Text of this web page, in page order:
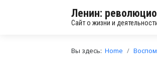
Ленин:
Сайт о жизни и
Вы здесь: Home